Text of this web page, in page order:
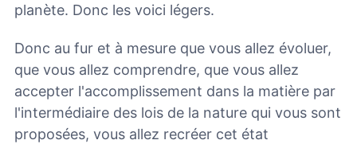
planète. Donc les voici légers.
Donc au fur et à mesure que vous allez évoluer,
que vous allez comprendre, que vous allez
accepter l'accomplissement dans la matière par
l'intermédiaire des lois de la nature qui vous sont
proposées, vous allez recréer cet état